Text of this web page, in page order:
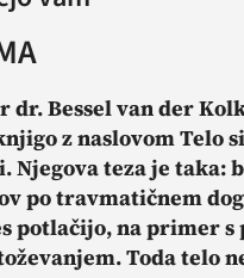
dr. Bessel van der
z naslovom Telo
Njegova teza je taka:
po travmatičnem
potlačijo,na primer s
Toda telo